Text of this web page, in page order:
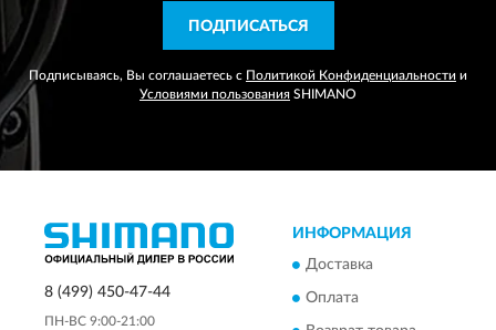
ПОДПИСАТЬСЯ
Подписываясь, Вы соглашаетесь с Политикой Конфиденциальности и
Условиями пользования SHIMANO
8 (499) 450-47-44
ПН-ВС 9:00-21:00
ИНФОРМАЦИЯ
Доставка
Оплата